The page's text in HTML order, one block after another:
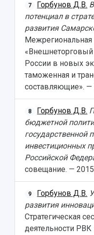
7 Горбунов Д.В.
потенциал в
развития
России в новых
таможенная и
составляющие». —
8 Горбунов Д.В.
бюджетной
государственной
инвестиционных
Российской
совещание. —
9 Горбунов Д.В.
развития
Стратегическая
деятельности